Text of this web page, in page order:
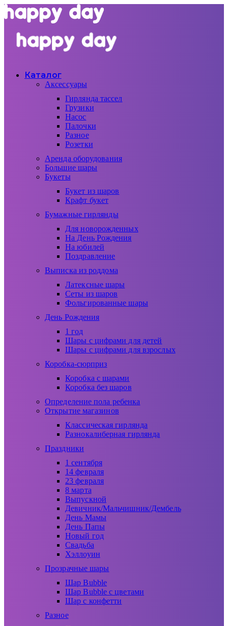
Каталог
Аксессуары
Гирлянда тассел
Грузики
Насос
Палочки
Разное
Розетки
Аренда оборудования
Большие шары
Букеты
Букет из шаров
Крафт букет
Бумажные гирлянды
Для новорожденных
На День Рождения
На юбилей
Поздравление
Выписка из роддома
Латексные шары
Сеты из шаров
Фольгированные шары
День Рождения
1 год
Шары с цифрами для детей
Шары с цифрами для взрослых
Коробка-сюрприз
Коробка с шарами
Коробка без шаров
Определение пола ребенка
Открытие магазинов
Классическая гирлянда
Разнокалиберная гирлянда
Праздники
1 сентября
14 февраля
23 февраля
8 марта
Выпускной
Девичник/Мальчишник/Дембель
День Мамы
День Папы
Новый год
Свадьба
Хэллоуин
Прозрачные шары
Шар Bubble
Шар Bubble с цветами
Шар с конфетти
Разное